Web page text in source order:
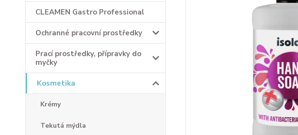
CLEAMEN Gastro Professional
Ochranné pracovní prostředky
Prací prostředky, přípravky do
myčky
Kosmetika
Krémy
Tekutá mýdla